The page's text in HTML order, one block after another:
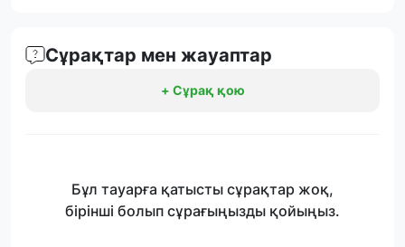
Сұрақтар мен жауаптар
+ Сұрақ қою
Бұл тауарға қатысты сұрақтар жоқ,
бірінші болып сұрағыңызды қойыңыз.